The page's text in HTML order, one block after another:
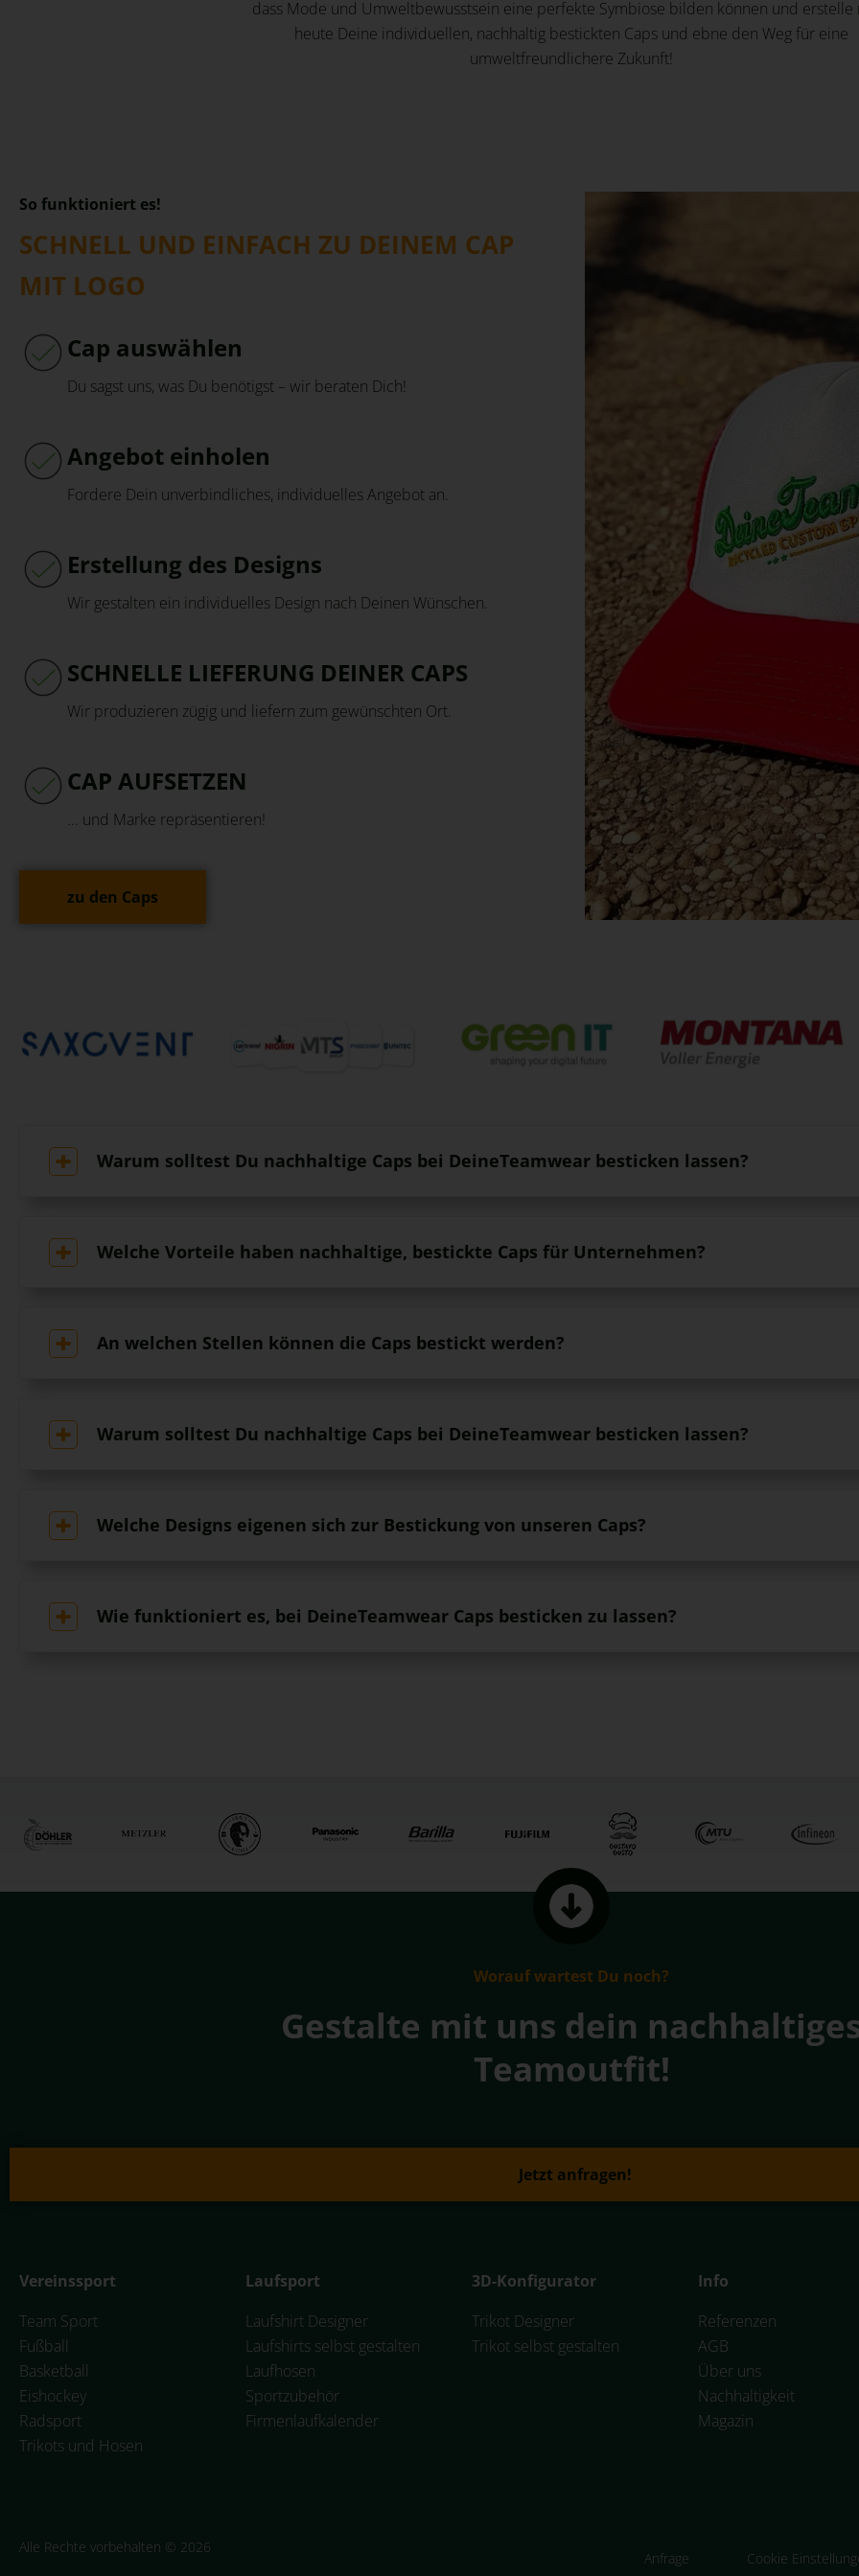
dass Mode und Umweltbewusstsein eine perfekte Symbiose bilden können und erstelle
heute Deine individuellen, nachhaltig bestickten Caps und ebne den Weg für eine
umweltfreundlichere Zukunft!
So funktioniert es!
SCHNELL UND EINFACH ZU DEINEM CAP
MIT LOGO
Cap auswählen
Du sagst uns, was Du benötigst – wir beraten Dich!
Angebot einholen
Fordere Dein unverbindliches, individuelles Angebot an.
Erstellung des Designs
Wir gestalten ein individuelles Design nach Deinen Wünschen.
SCHNELLE LIEFERUNG DEINER CAPS
Wir produzieren zügig und liefern zum gewünschten Ort.
CAP AUFSETZEN
... und Marke repräsentieren!
zu den Caps
Warum solltest Du nachhaltige Caps bei DeineTeamwear besticken lassen?
Welche Vorteile haben nachhaltige, bestickte Caps für Unternehmen?
An welchen Stellen können die Caps bestickt werden?
Warum solltest Du nachhaltige Caps bei DeineTeamwear besticken lassen?
Welche Designs eigenen sich zur Bestickung von unseren Caps?
Wie funktioniert es, bei DeineTeamwear Caps besticken zu lassen?
Worauf wartest Du noch?
Gestalte mit uns dein
Teamoutfit!
Jetzt anfragen!
Vereinssport
Team Sport
Fußball
Basketball
Eishockey
Radsport
Trikots und Hosen
Laufsport
Laufshirt Designer
Laufshirts selbst gestalten
Laufhosen
Sportzubehör
Firmenlaufkalender
3D-Konfigurator
Trikot Designer
Trikot selbst gestalten
Info
Referenzen
AGB
Über uns
Nachhaltigkeit
Magazin
Alle Rechte vorbehalten © 2026
Anfrage Cookie